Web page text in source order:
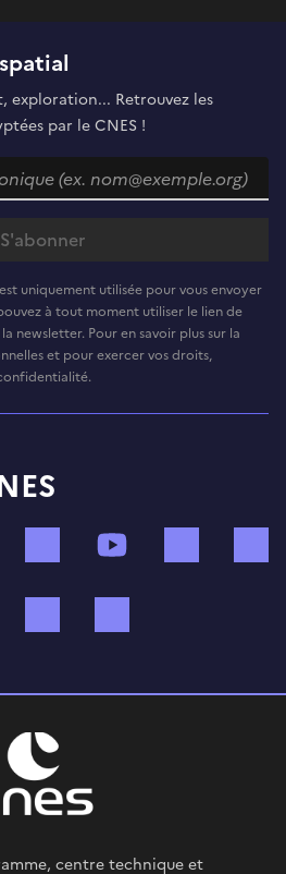
exploration... Retrouvez les
par le CNES !
uniquement utilisée pour vous envoyer
à tout moment utiliser le lien de
newsletter. Pour en savoir plus sur la
et pour exercer vos droits,
TikTok
centre technique et